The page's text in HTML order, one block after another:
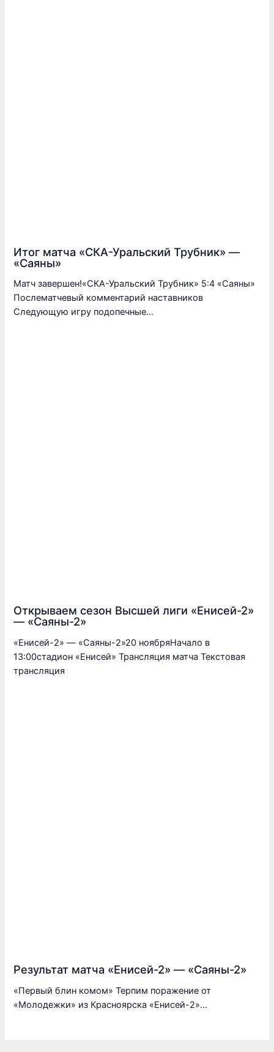
Итог матча «СКА-Уральский Трубник» —
«Саяны»
Матч завершен!«СКА-Уральский Трубник» 5:4 «Саяны»
Послематчевый комментарий наставников
Следующую игру подопечные…
Открываем сезон Высшей лиги «Енисей-2»
— «Саяны-2»
«Енисей-2» — «Саяны-2»20 ноябряНачало в
13:00стадион «Енисей» Трансляция матча Текстовая
трансляция
Результат матча «Енисей-2» — «Саяны-2»
«Первый блин комом» Терпим поражение от
«Молодежки» из Красноярска «Енисей-2»…